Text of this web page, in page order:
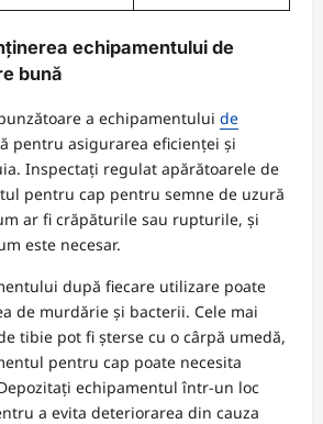
echipamentului de
bună
a echipamentului de
pentru asigurarea eficienței și
Inspectați regulat apărătoarele de
pentru cap pentru semne de uzură
ar fi crăpăturile sau rupturile, și
este necesar.
după fiecare utilizare poate
de murdărie și bacterii. Cele mai
tibie pot fi șterse cu o cârpă umedă,
pentru cap poate necesita
echipamentul într-un loc
a evita deteriorarea din cauza